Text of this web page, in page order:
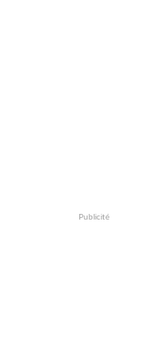
Publicité